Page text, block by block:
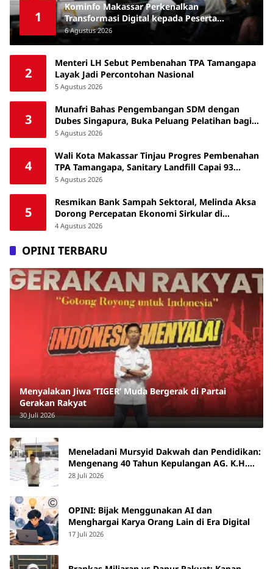
1
Kominfo Makassar Perkenalkan
Transformasi Digital kepada Peserta
Australia Awards Short Course
6 Agustus 2026
2
Menteri LH Sebut Pembenahan TPA Tamangapa
Layak Jadi Percontohan Nasional
5 Agustus 2026
3
Munafri Bahas Pengembangan SDM dengan
Dubes Singapura, Buka Peluang Pelatihan bagi
ASN hingga Masyarakat
5 Agustus 2026
4
Wali Kota Makassar Tinjau Progres Pembenahan
TPA Tamangapa, Sanitary Landfill Capai 93
Persen
5 Agustus 2026
5
Resmikan Bank Sampah Sektoral, Melinda Aksa
Dorong Percepatan Ekonomi Sirkular di
Makassar
4 Agustus 2026
OPINI TERBARU
Menyalakan Jiwa ‘TIGER’ Muda Bergerak di Partai
Gerakan Rakyat
30 Juli 2026
Meneladani Mursyid Dakwah dan Pendidikan:
Mengenang 40 Tahun Kepulangan AG. K.H.
Yunus Martan
28 Juli 2026
OPINI: Bijak Menggunakan AI dan
Menghargai Karya Orang Lain di Era Digital
17 Juli 2026